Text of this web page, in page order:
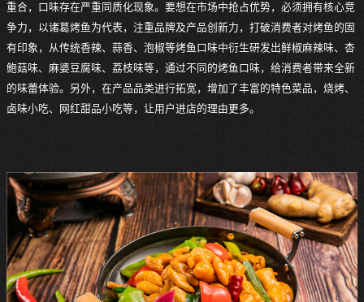
重合，口味存在严重同质化现象。要想在市场中抢占优势，必须拥有核心竞
争力，以诸葛烤鱼为代表，注重品牌及产品创新力，打破消费者对烤鱼的固
有印象，从传统香辣、蒜香、泡椒等烤鱼口味中衍生研发出鲜椒麻辣味、杏
鲍菇味、麻婆豆腐味、荔枝味等，通过不同的烤鱼口味，给消费者带来全新
的味蕾体验。另外，在产品品类进行拓宽，增加了丰富的特色菜品，烧烤、
卤味小吃、网红甜品小吃等，让用户进店的理由更多。